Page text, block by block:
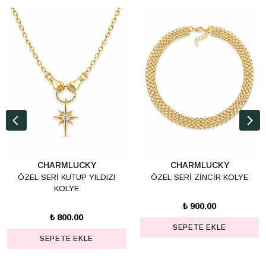
CHARMLUCKY
ÖZEL SERİ KUTUP YILDIZI
KOLYE
₺ 800.00
SEPETE EKLE
CHARMLUCKY
ÖZEL SERİ ZİNCİR KOLYE
₺ 900.00
SEPETE EKLE